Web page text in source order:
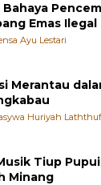
Bahaya
Emas Ilegal
Ayu Lestari
Merantau
Huriyah Laththuf
Tiup
Minang